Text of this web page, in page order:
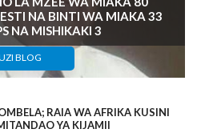
NA BINTI WA MIAKA 33
NA MISHIKAKI 3
BLOG
RAIA WA AFRIKA KUSINI
YA KIJAMII